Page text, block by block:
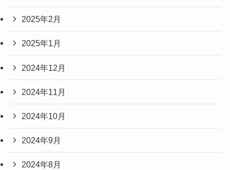
2025年2月
2025年1月
2024年12月
2024年11月
2024年10月
2024年9月
2024年8月